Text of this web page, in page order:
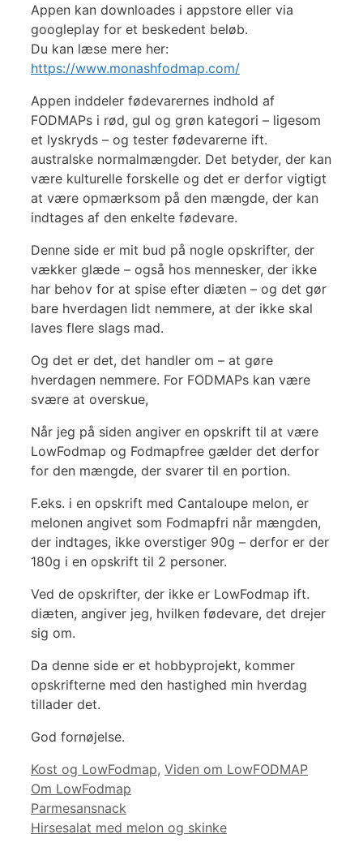
Appen kan downloades i appstore eller via
googleplay for et beskedent beløb.
Du kan læse mere her:
https://www.monashfodmap.com/
Appen inddeler fødevarernes indhold af
FODMAPs i rød, gul og grøn kategori – ligesom
et lyskryds – og tester fødevarerne ift.
australske normalmængder. Det betyder, der kan
være kulturelle forskelle og det er derfor vigtigt
at være opmærksom på den mængde, der kan
indtages af den enkelte fødevare.
Denne side er mit bud på nogle opskrifter, der
vækker glæde – også hos mennesker, der ikke
har behov for at spise efter diæten – og det gør
bare hverdagen lidt nemmere, at der ikke skal
laves flere slags mad.
Og det er det, det handler om – at gøre
hverdagen nemmere. For FODMAPs kan være
svære at overskue,
Når jeg på siden angiver en opskrift til at være
LowFodmap og Fodmapfree gælder det derfor
for den mængde, der svarer til en portion.
F.eks. i en opskrift med Cantaloupe melon, er
melonen angivet som Fodmapfri når mængden,
der indtages, ikke overstiger 90g – derfor er der
180g i en opskrift til 2 personer.
Ved de opskrifter, der ikke er LowFodmap ift.
diæten, angiver jeg, hvilken fødevare, det drejer
sig om.
Da denne side er et hobbyprojekt, kommer
opskrifterne med den hastighed min hverdag
tillader det.
God fornøjelse.
Kategorier
Kost og LowFodmap, Viden om LowFODMAPTags
Om LowFodmap
Parmesansnack
Hirsesalat med melon og skinke